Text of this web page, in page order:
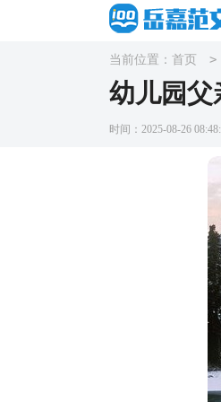
当前位置： 首页 >
幼儿园父
时间：2025-08-26